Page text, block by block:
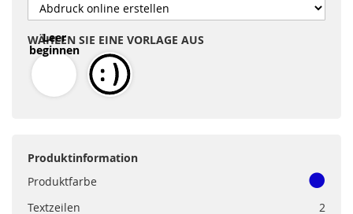
WÄHLEN SIE EINE VORLAGE AUS
Leer
beginnen
Produktinformation
Produktfarbe
Textzeilen
2